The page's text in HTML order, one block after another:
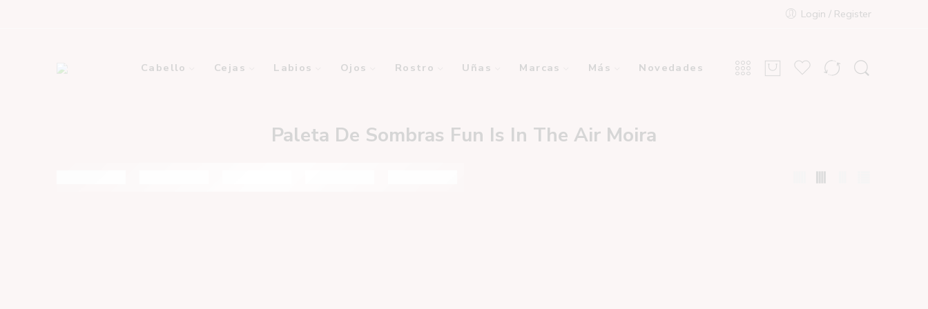
Login / Register
Cabello Cejas Labios Ojos Rostro Uñas Marcas Más Novedades
Paleta De Sombras Fun Is In The Air Moira